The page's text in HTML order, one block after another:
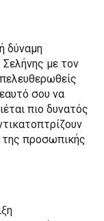
δύναμη
Σελήνης με τον
σου να
πιο δυνατός
της προσωπικής